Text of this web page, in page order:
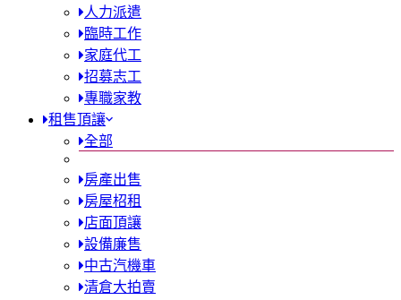
人力派遣
臨時工作
家庭代工
招募志工
專職家教
租售頂讓
全部
房產出售
房屋柖租
店面頂讓
設備廉售
中古汽機車
清倉大拍賣